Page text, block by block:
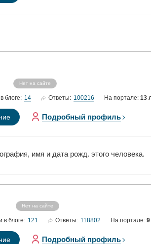
Нет на сайте
в блоге: 14 Ответы: 100216 На портале: 13
Подробный профиль
имя и дата рожд. этого человека.
Нет на сайте
в блоге: 121 Ответы: 118802 На портале:
Подробный профиль